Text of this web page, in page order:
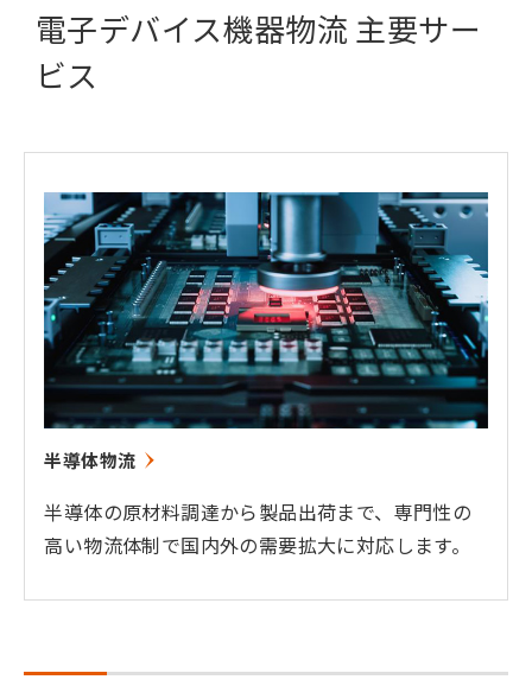
電子デバイス機器物流 主要サー
ビス
半導体物流
半導体の原材料調達から製品出荷まで、専門性の
高い物流体制で国内外の需要拡大に対応します。